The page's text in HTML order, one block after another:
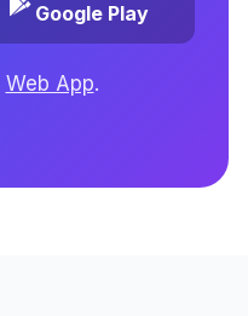
Google Play
Web App.